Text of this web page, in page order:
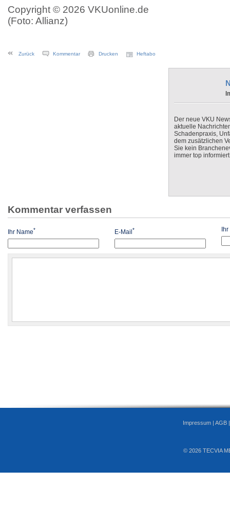
Copyright © 2026 VKUonline.de
(Foto: Allianz)
Zurück Kommentar Drucken Heftabo
Der neue VKU
aktuelle
Schadenpraxis,
dem zusätzlichen
Sie kein
immer top
Kommentar verfassen
Ihr Name* E-Mail* Ihr
Impressum | AGB
© 2026 TECVIA